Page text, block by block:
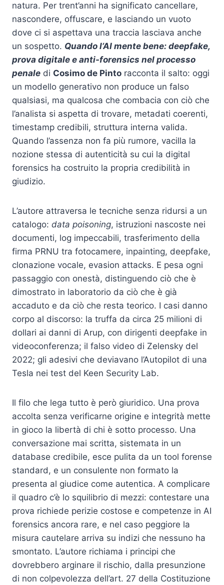
natura. Per trent’anni ha significato cancellare,
nascondere, offuscare, e lasciando un vuoto
dove ci si aspettava una traccia lasciava anche
un sospetto. Quando l’AI mente bene: deepfake,
prova digitale e anti-forensics nel processo
penale di Cosimo de Pinto racconta il salto: oggi
un modello generativo non produce un falso
qualsiasi, ma qualcosa che combacia con ciò che
l’analista si aspetta di trovare, metadati coerenti,
timestamp credibili, struttura interna valida.
Quando l’assenza non fa più rumore, vacilla la
nozione stessa di autenticità su cui la digital
forensics ha costruito la propria credibilità in
giudizio.
L’autore attraversa le tecniche senza ridursi a un
catalogo: data poisoning, istruzioni nascoste nei
documenti, log impeccabili, trasferimento della
firma PRNU tra fotocamere, inpainting, deepfake,
clonazione vocale, evasion attacks. E pesa ogni
passaggio con onestà, distinguendo ciò che è
dimostrato in laboratorio da ciò che è già
accaduto e da ciò che resta teorico. I casi danno
corpo al discorso: la truffa da circa 25 milioni di
dollari ai danni di Arup, con dirigenti deepfake in
videoconferenza; il falso video di Zelensky del
2022; gli adesivi che deviavano l’Autopilot di una
Tesla nei test del Keen Security Lab.
Il filo che lega tutto è però giuridico. Una prova
accolta senza verificarne origine e integrità mette
in gioco la libertà di chi è sotto processo. Una
conversazione mai scritta, sistemata in un
database credibile, esce pulita da un tool forense
standard, e un consulente non formato la
presenta al giudice come autentica. A complicare
il quadro c’è lo squilibrio di mezzi: contestare una
prova richiede perizie costose e competenze in AI
forensics ancora rare, e nel caso peggiore la
misura cautelare arriva su indizi che nessuno ha
smontato. L’autore richiama i principi che
dovrebbero arginare il rischio, dalla presunzione
di non colpevolezza dell’art. 27 della Costituzione